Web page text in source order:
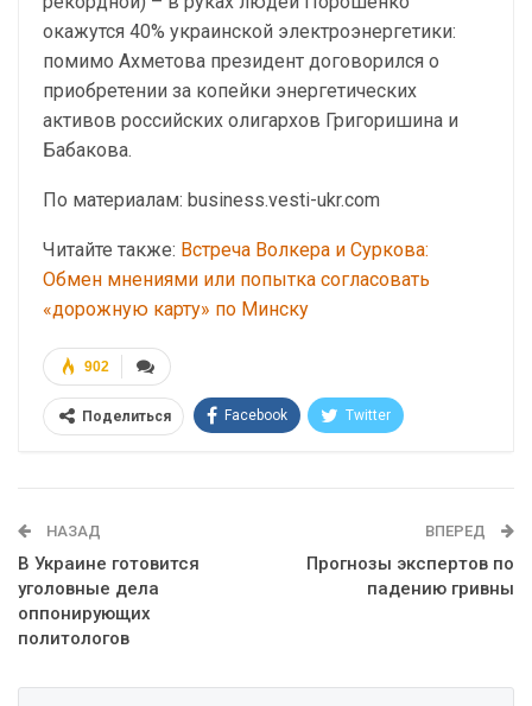
окажутся 40% украинской электроэнергетики:
помимо Ахметова президент договорился о
приобретении за копейки энергетических
активов российских олигархов Григоришина и
Бабакова.
По материалам: business.vesti-ukr.com
Читайте также: Встреча Волкера и Суркова:
Обмен мнениями или попытка согласовать
«дорожную карту» по Минску
902
Поделиться Facebook Twitter
НАЗАД
В Украине готовится
уголовные дела
оппонирующих
политологов
ВПЕРЕД
Прогнозы экспертов по
падению гривны